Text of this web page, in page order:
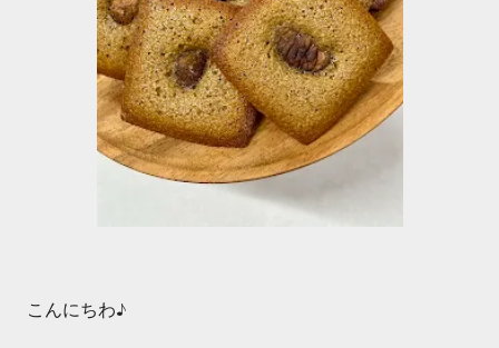
こんにちわ♪